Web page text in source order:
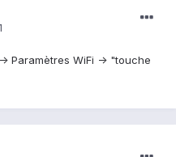
Paramètres WiFi -> "touche